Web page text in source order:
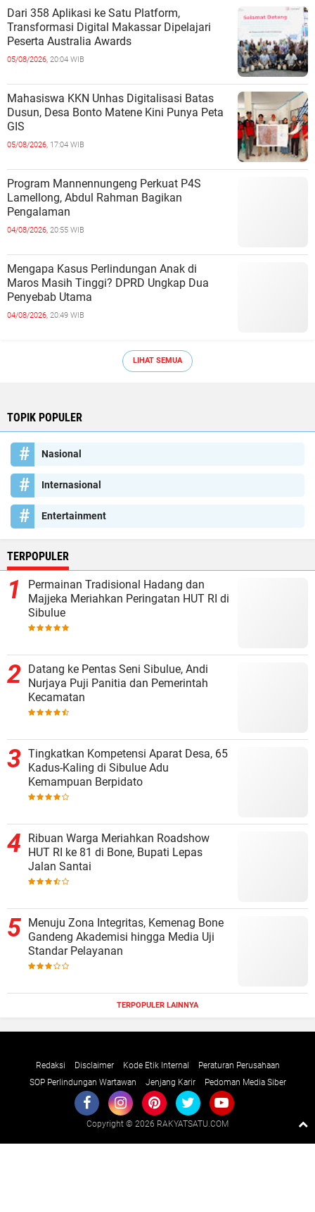
Dari 358 Aplikasi ke Satu Platform,
Transformasi Digital Makassar Dipelajari
Peserta Australia Awards
05/08/2026, 20:04 WIB
Mahasiswa KKN Unhas Digitalisasi Batas
Dusun, Desa Bonto Matene Kini Punya Peta
GIS
05/08/2026, 17:04 WIB
Program Mannennungeng Perkuat P4S
Lamellong, Abdul Rahman Bagikan
Pengalaman
04/08/2026, 20:55 WIB
Mengapa Kasus Perlindungan Anak di
Maros Masih Tinggi? DPRD Ungkap Dua
Penyebab Utama
04/08/2026, 20:49 WIB
LIHAT SEMUA
TOPIK POPULER
Nasional
Internasional
Entertainment
TERPOPULER
Permainan Tradisional Hadang dan
Majjeka Meriahkan Peringatan HUT RI di
Sibulue
Datang ke Pentas Seni Sibulue, Andi
Nurjaya Puji Panitia dan Pemerintah
Kecamatan
Tingkatkan Kompetensi Aparat Desa, 65
Kadus-Kaling di Sibulue Adu
Kemampuan Berpidato
Ribuan Warga Meriahkan Roadshow
HUT RI ke 81 di Bone, Bupati Lepas
Jalan Santai
Menuju Zona Integritas, Kemenag Bone
Gandeng Akademisi hingga Media Uji
Standar Pelayanan
TERPOPULER LAINNYA
Redaksi Disclaimer Kode Etik Internal
Peraturan Perusahaan
SOP Perlindungan Wartawan
Jenjang Karir Pedoman Media Siber
Copyright © 2026 RAKYATSATU.COM
Raushan